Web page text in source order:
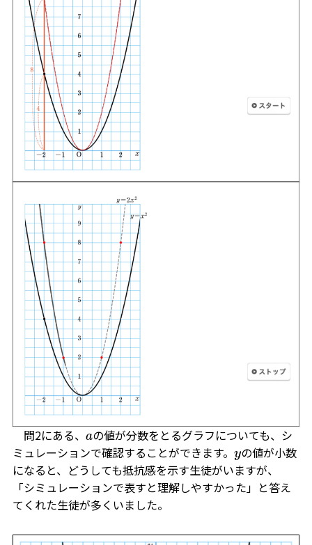
問2にある、 aの値が分数をとるグラフについても、シ
ミュレーションで確認することができます。 yの値が小数
になると、どうしても抵抗感を示す生徒がいますが、
「シミュレーションで表すと理解しやすかった」と答え
てくれた生徒が多くいました。